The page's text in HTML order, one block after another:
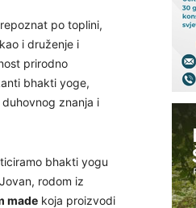
po toplini,
i druženje i
prirodno
bhakti yoge,
znanja i
bhakti yogu
rodom iz
made koja proizvodi